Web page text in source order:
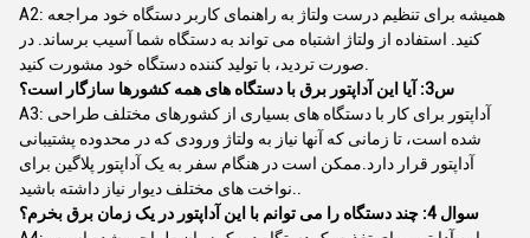
A2: همیشه برای تنظیم درست ولتاژ به راهنمای کاربر دستگاه خود مراجعه
کنید. استفاده از ولتاژ اشتباه می تواند به دستگاه شما آسیب برساند. در
صورت تردید، با تولید کننده دستگاه خود مشورت کنید.
س3: آیا این آداپتور برق با دستگاه های همه کشورها سازگار است؟
A3: آداپتور برای کار با دستگاه های بسیاری از کشورهای مختلف طراحی
شده است، تا زمانی که آنها نیاز به ولتاژ ورودی که در محدوده پشتیبانی
آداپتور قرار دارد.ممکن است در هنگام سفر به یک آداپتور پلاگین برای
نواخت های مختلف دیوار نیاز داشته باشید..
سوال 4: چند دستگاه را می توانم با این آداپتور در یک زمان برق بخرم؟